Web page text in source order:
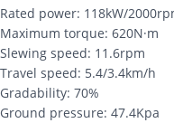
Rated power: 118kW/
Maximum torque: 620N·m
Slewing speed: 11.6rpm
Travel speed: 5.4/3.4km/h
Gradability: 70%
Ground pressure: 47.4Kpa